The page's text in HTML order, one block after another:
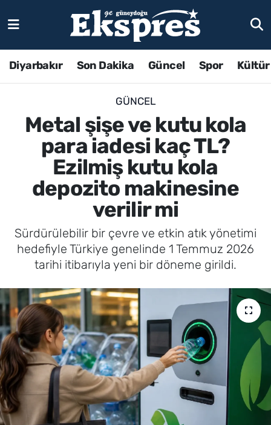
Diyarbakır Son Dakika Güncel Spor
GÜNCEL
Metal şişe ve kutu kola
para iadesi kaç TL?
Ezilmiş kutu kola
depozito makinesine
verilir mi
Sürdürülebilir bir çevre ve etkin atık yönetimi
hedefiyle Türkiye genelinde 1 Temmuz 2026
tarihi itibarıyla yeni bir döneme girildi.